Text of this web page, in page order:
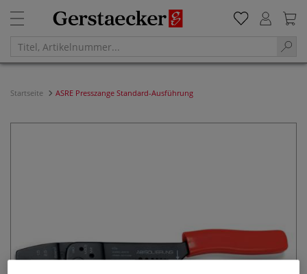
Startseite ASRE Presszange Standard-Ausführung